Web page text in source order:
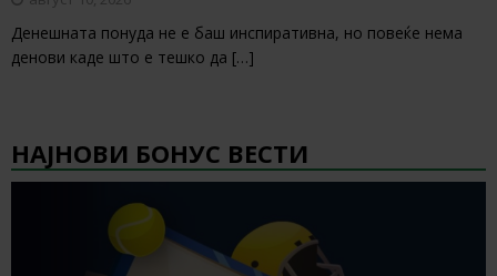
Денешната понуда не е баш инспиративна, но повеќе нема
денови каде што е тешко да […]
НАЈНОВИ БОНУС ВЕСТИ